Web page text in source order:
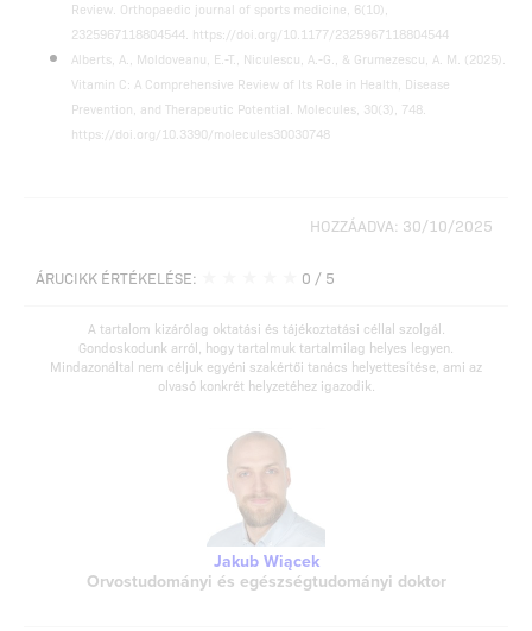
Review. Orthopaedic journal of sports medicine, 6(10),
2325967118804544. https://doi.org/10.1177/2325967118804544
Alberts, A., Moldoveanu, E.-T., Niculescu, A.-G., & Grumezescu, A. M. (2025).
Vitamin C: A Comprehensive Review of Its Role in Health, Disease
Prevention, and Therapeutic Potential. Molecules, 30(3), 748.
https://doi.org/10.3390/molecules30030748
HOZZÁADVA: 30/10/2025
ÁRUCIKK ÉRTÉKELÉSE: 0 / 5
A tartalom kizárólag oktatási és tájékoztatási céllal szolgál.
Gondoskodunk arról, hogy tartalmuk tartalmilag helyes legyen.
Mindazonáltal nem céljuk egyéni szakértői tanács helyettesítése, ami az
olvasó konkrét helyzetéhez igazodik.
Jakub Wiącek
Orvostudományi és egészségtudományi doktor